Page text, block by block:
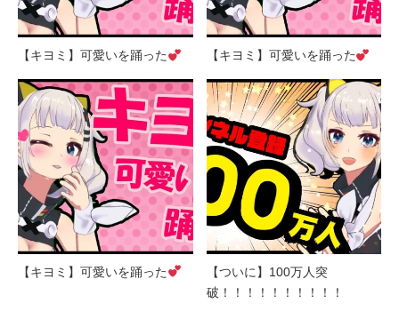
【キヨミ】可愛いを踊った 【キヨミ】可愛いを踊った
【キヨミ】可愛いを踊った
【ついに】100万人突
破！！！！！！！！！！